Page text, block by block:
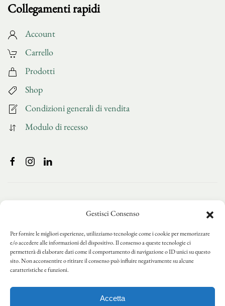
Gestisci Consenso
Per fornire le migliori esperienze, utilizziamo tecnologie come i cookie per memorizzare
e/o accedere alle informazioni del dispositivo. Il consenso a queste tecnologie ci
permetterà di elaborare dati come il comportamento di navigazione o ID unici su questo
sito. Non acconsentire o ritirare il consenso può influire negativamente su alcune
caratteristiche e funzioni.
Accetta
Collegamenti rapidi
Account
Carrello
Prodotti
Shop
Condizioni generali di vendita
Modulo di recesso